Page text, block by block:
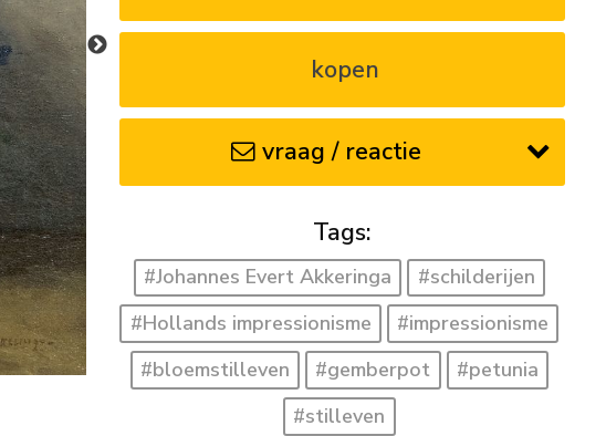
kopen
vraag / reactie
Tags:
#Johannes Evert Akkeringa
#schilderijen
#Hollands impressionisme
#impressionisme
#bloemstilleven
#gemberpot
#petunia
#stilleven